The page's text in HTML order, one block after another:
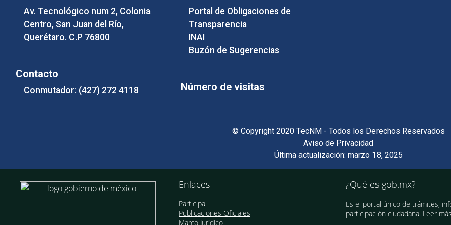
Av. Tecnológico num 2, Colonia
Centro, San Juan del Río,
Querétaro. C.P 76800
Contacto
Conmutador: (427) 272 4118
Portal de Obligaciones de
Transparencia
INAI
Buzón de Sugerencias
Número de visitas
© Copyright 2020 TecNM - Todos los Derechos Reservados
Aviso de Privacidad
Última actualización: marzo 18, 2025
Enlaces
Participa
Publicaciones Oficiales
Marco Jurídico
¿Qué es gob.mx?
Es el portal único de trámites,
participación ciudadana. Leer más